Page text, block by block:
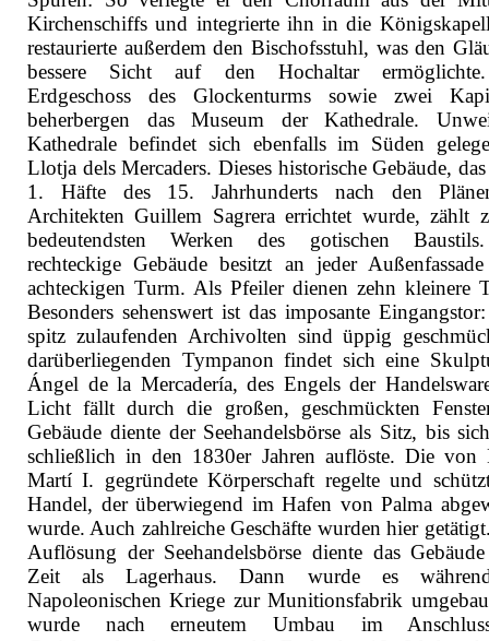
Kirchenschiffs und integrierte ihn in die
restaurierte außerdem den Bischofsstuhl, was den
bessere Sicht auf den Hochaltar
Erdgeschoss des Glockenturms sowie zwei
beherbergen das Museum der Kathedrale.
Kathedrale befindet sich ebenfalls im Süden
Llotja dels Mercaders. Dieses historische Gebäude,
1. Häfte des 15. Jahrhunderts nach den
Architekten Guillem Sagrera errichtet wurde, zählt
bedeutendsten Werken des gotischen
rechteckige Gebäude besitzt an jeder
achteckigen Turm. Als Pfeiler dienen zehn kleinere
Besonders sehenswert ist das imposante
spitz zulaufenden Archivolten sind üppig
darüberliegenden Tympanon findet sich eine
Ángel de la Mercadería, des Engels der
Licht fällt durch die großen, geschmückten
Gebäude diente der Seehandelsbörse als Sitz, bis
schließlich in den 1830er Jahren auflöste. Die von
Martí I. gegründete Körperschaft regelte und
Handel, der überwiegend im Hafen von Palma
wurde. Auch zahlreiche Geschäfte wurden hier
Auflösung der Seehandelsbörse diente das
Zeit als Lagerhaus. Dann wurde es
Napoleonischen Kriege zur Munitionsfabrik
wurde nach erneutem Umbau im